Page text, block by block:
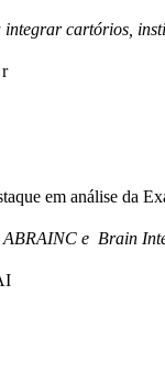
cartórios,
em análise da
e Brain